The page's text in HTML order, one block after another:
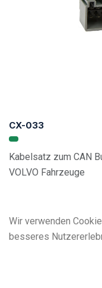
CX-033
Kabelsatz zum CAN
VOLVO Fahrzeuge
Vehicle
Wir verwenden
besseres